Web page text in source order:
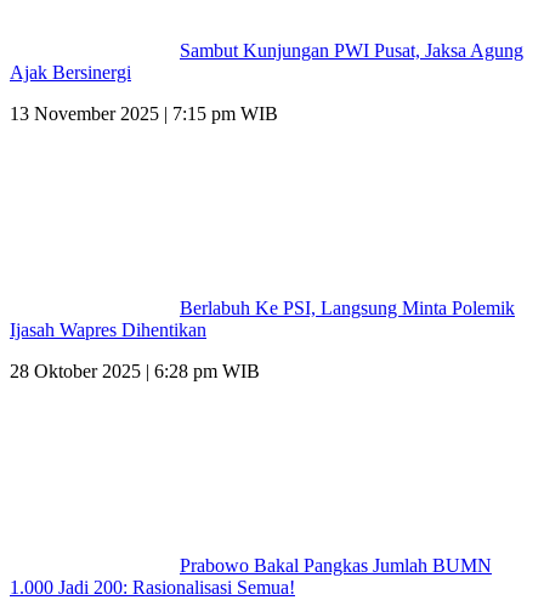
Sambut Kunjungan PWI Pusat, Jaksa Agung
Ajak Bersinergi
13 November 2025 | 7:15 pm WIB
Berlabuh Ke PSI, Langsung Minta Polemik
Ijasah Wapres Dihentikan
28 Oktober 2025 | 6:28 pm WIB
Prabowo Bakal Pangkas Jumlah BUMN
1.000 Jadi 200: Rasionalisasi Semua!